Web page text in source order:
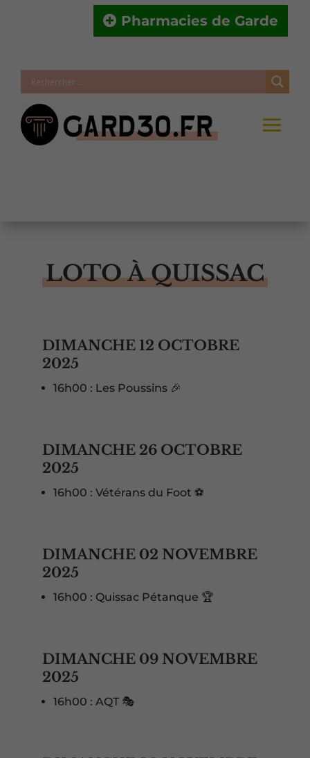
Pharmacies de Garde
LOTO À QUISSAC
DIMANCHE 12 OCTOBRE
2025
16h00 : Les Poussins 🎉
DIMANCHE 26 OCTOBRE
2025
16h00 : Vétérans du Foot ⚽️
DIMANCHE 02 NOVEMBRE
2025
16h00 : Quissac Pétanque 🏆
DIMANCHE 09 NOVEMBRE
2025
16h00 : AQT 🎭